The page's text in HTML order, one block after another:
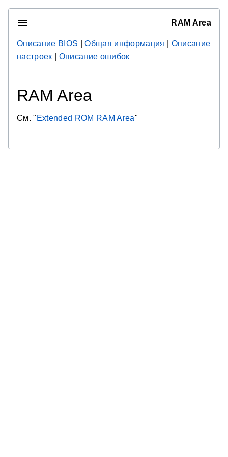
RAM Area
Описание BIOS |Общая информация
Описание
настроек
Описание ошибок
RAM Area
См. " Extended ROM RAM Area"